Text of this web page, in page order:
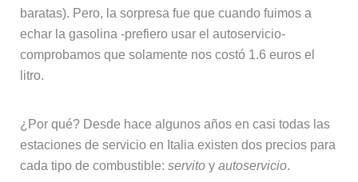
baratas). Pero, la sorpresa fue que cuando fuimos a
echar la gasolina -prefiero usar el autoservicio-
comprobamos que solamente nos costó 1.6 euros el
litro.
¿Por qué? Desde hace algunos años en casi todas las
estaciones de servicio en Italia existen dos precios para
cada tipo de combustible: servitoy autoservicio.